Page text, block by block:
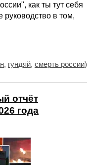
как ты тут себя
руководство в том,
, гундяй, смерть россии)
отчёт
года